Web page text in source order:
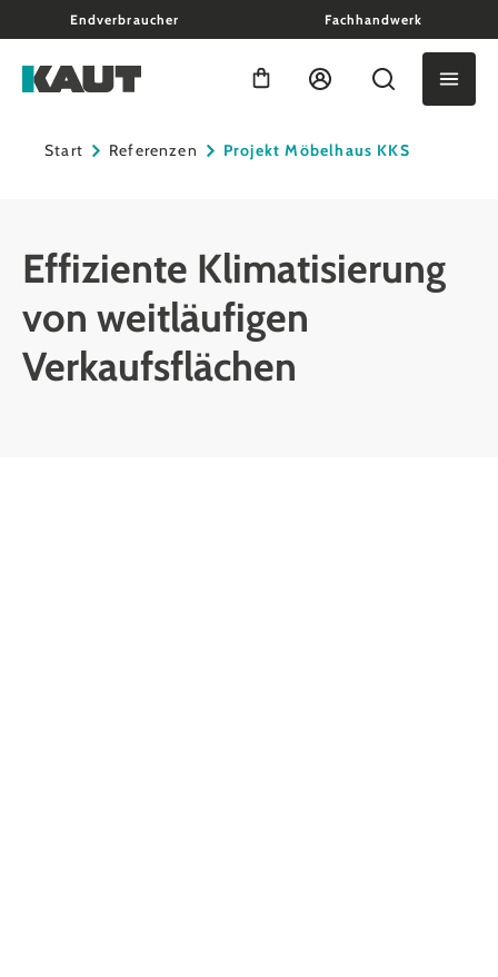
springenEndverbraucher Fachhandwerk
Warenkorb enthält 0
Start Referenzen Projekt Möbelhaus KKS
Effiziente Klimatisierung
von weitläufigen
Verkaufsflächen